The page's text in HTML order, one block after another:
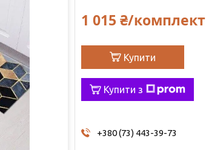
1 015 ₴/комплект
Купити
Купити з
+380 (73) 443-39-73